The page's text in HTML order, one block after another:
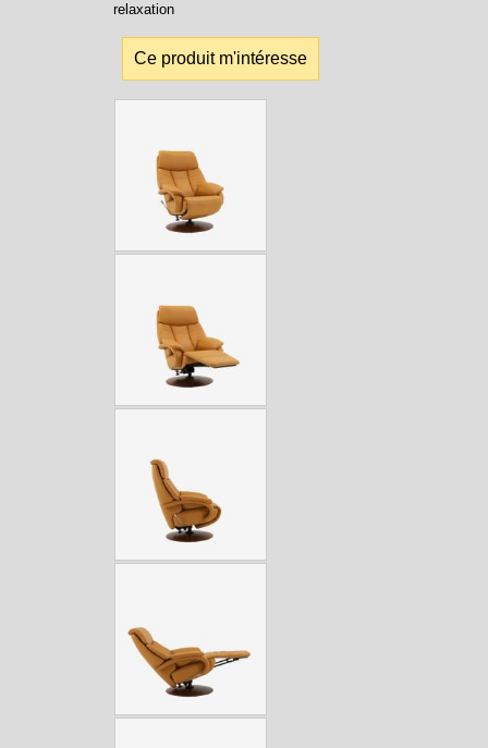
relaxation
Ce produit m'intéresse